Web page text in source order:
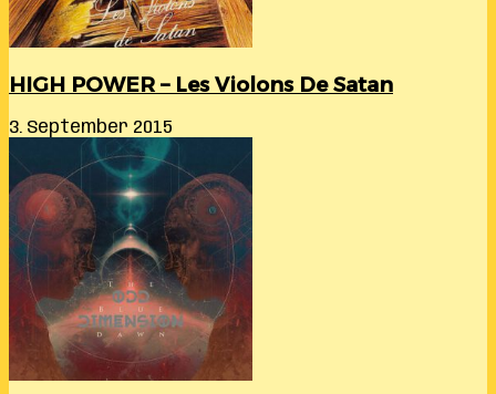
HIGH POWER – Les Violons De Satan
3. September 2015